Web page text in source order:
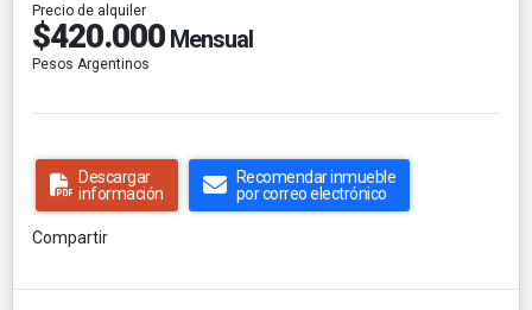
Precio de alquiler
$420.000 Mensual
Pesos Argentinos
Descargar
información
Recomendar inmueble
por correo electrónico
Compartir